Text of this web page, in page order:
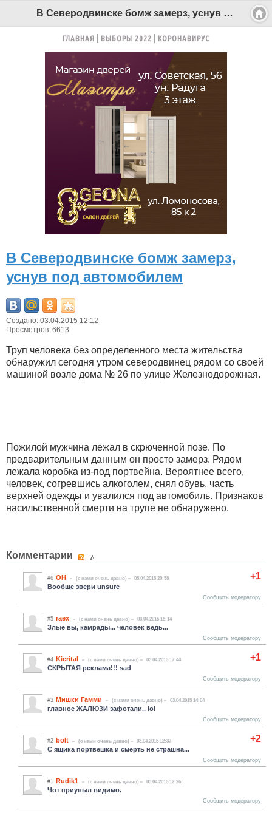
В Северодвинске бомж замерз, уснув под автомобилем - Беломорканал Северодвинск tv29.ru
ГЛАВНАЯ ВЫБОРЫ 2022 КОРОНАВИРУС
В Северодвинске бомж замерз,
уснув под автомобилем
Создано: 03.04.2015 12:12
Просмотров: 6613
Труп человека без определенного места жительства
обнаружил сегодня утром северодвинец рядом со своей
машиной возле дома № 26 по улице Железнодорожная.
Пожилой мужчина лежал в скрюченной позе. По
предварительным данным он просто замерз. Рядом
лежала коробка из-под портвейна. Вероятнее всего,
человек, согревшись алкоголем, снял обувь, часть
верхней одежды и увалился под автомобиль. Признаков
насильственной смерти на трупе не обнаружено.
Комментарии
+1
#6 ОН (c нами очень давно) 05.04.2015 20:58
Вообще звери unsure
Сообщить модератору
#5 raex (c нами очень давно) 03.04.2015 18:14
Злые вы, камрады... человек ведь...
Сообщить модератору
+1
#4 Kierital (c нами очень давно) 03.04.2015 17:44
СКРЫТАЯ реклама!!! sad
Сообщить модератору
#3 Мишки Гамми (c нами очень давно) 03.04.2015 14:04
главное ЖАЛЮЗИ зафотали.. lol
Сообщить модератору
+2
#2 bolt (c нами очень давно) 03.04.2015 12:37
С ящика портвешка и смерть не страшна...
Сообщить модератору
#1 Rudik1 (c нами очень давно) 03.04.2015 12:26
Чот приуныл видимо.
Сообщить модератору